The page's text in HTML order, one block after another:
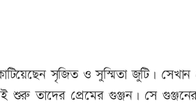
সৃজিত ও সুস্মিতা জুটি।
শুরু তাদের প্রেমের গুঞ্জন। সে